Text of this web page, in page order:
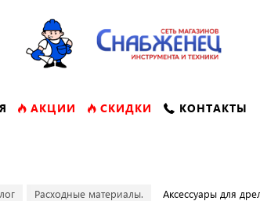
АКЦИИ СКИДКИ КОНТАКТЫ
Расходные материалы. Аксессуары для